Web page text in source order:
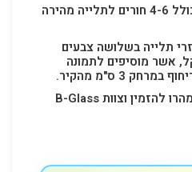
עובי הזכוכית 6 מ"מ הכולל 4-6 חורים לתלייה מהירה
תלייה בשלושה צבעים
אשר מוסיפים לתמונה
3 ס"מ מהקיר.
אז למה אתם מחכים? מהרו להזמין וצוות B-Glass